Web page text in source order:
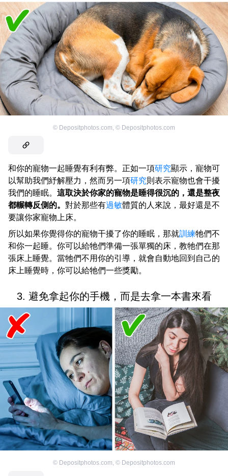
© Depositphotos.com, © Depositphotos.com
和你的寵物一起睡覺有利有弊。正如一項研究顯示，寵物可
以幫助我們紓解壓力，然而另一項研究則表示寵物也會干擾
我們的睡眠。 這取決於你家的寵物是睡得很沉的，還是整夜
都輾轉反側的。 對於那些有過敏體質的人來說，最好還是不
要讓你家寵物上床。
所以如果你覺得你的寵物干擾了你的睡眠，那就訓練牠們不
和你一起睡。你可以給牠們準備一張單獨的床，教牠們在那
張床上睡覺。當牠們不用你的引導，就會自動地回到自己的
床上睡覺時，你可以給牠們一些獎勵。
3. 避免拿起你的手機，而是去拿一本書來看
© Depositphotos.com, © Depositphotos.com